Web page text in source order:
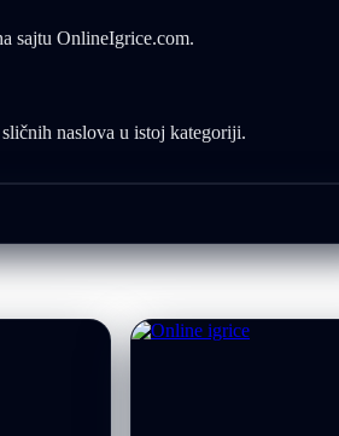
sajtu OnlineIgrice.com.
naslova u istoj kategoriji.